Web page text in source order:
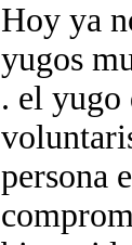
Hoy ya
yugos
. el
persona